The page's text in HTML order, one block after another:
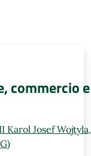
commercio e
Karol Josef